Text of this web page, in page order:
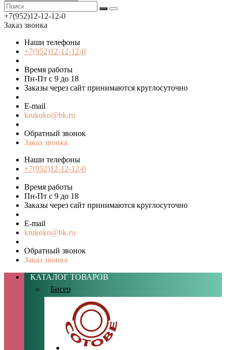
+7(952)12-12-12-0
Заказ звонка
Наши телефоны
+7(952)12-12-12-0
Время работы
Пн-Пт с 9 до 18
Заказы через сайт принимаются круглосуточно
E-mail
krukoko@bk.ru
Обратный звонок
Заказ звонка
Наши телефоны
+7(952)12-12-12-0
Время работы
Пн-Пт с 9 до 18
Заказы через сайт принимаются круглосуточно
E-mail
krukoko@bk.ru
Обратный звонок
Заказ звонка
КАТАЛОГ ТОВАРОВ
Бисер